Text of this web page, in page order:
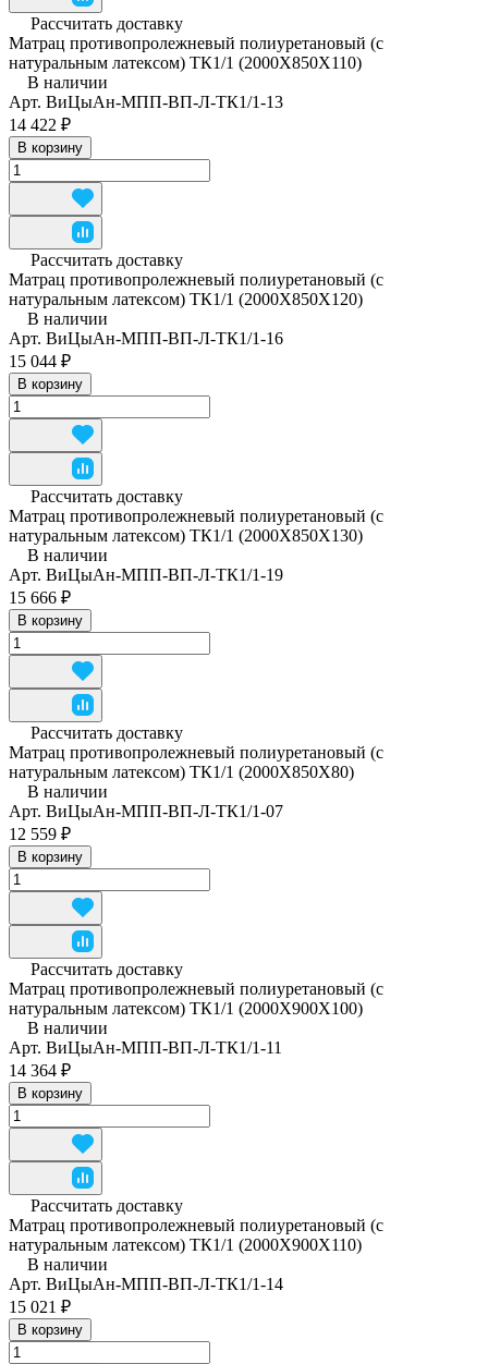
Рассчитать доставку
Матрац противопролежневый полиуретановый (с
натуральным латексом) ТК1/1 (2000Х850Х110)
В наличии
Арт. ВиЦыАн-МПП-ВП-Л-ТК1/1-13
14 422 ₽
В корзину
Рассчитать доставку
Матрац противопролежневый полиуретановый (с
натуральным латексом) ТК1/1 (2000Х850Х120)
В наличии
Арт. ВиЦыАн-МПП-ВП-Л-ТК1/1-16
15 044 ₽
В корзину
Рассчитать доставку
Матрац противопролежневый полиуретановый (с
натуральным латексом) ТК1/1 (2000Х850Х130)
В наличии
Арт. ВиЦыАн-МПП-ВП-Л-ТК1/1-19
15 666 ₽
В корзину
Рассчитать доставку
Матрац противопролежневый полиуретановый (с
натуральным латексом) ТК1/1 (2000Х850Х80)
В наличии
Арт. ВиЦыАн-МПП-ВП-Л-ТК1/1-07
12 559 ₽
В корзину
Рассчитать доставку
Матрац противопролежневый полиуретановый (с
натуральным латексом) ТК1/1 (2000Х900Х100)
В наличии
Арт. ВиЦыАн-МПП-ВП-Л-ТК1/1-11
14 364 ₽
В корзину
Рассчитать доставку
Матрац противопролежневый полиуретановый (с
натуральным латексом) ТК1/1 (2000Х900Х110)
В наличии
Арт. ВиЦыАн-МПП-ВП-Л-ТК1/1-14
15 021 ₽
В корзину